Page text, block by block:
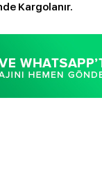
Kargolanır.